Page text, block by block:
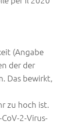
(Angabe
der der
Das bewirkt,
zu hoch ist.
2-Virus-